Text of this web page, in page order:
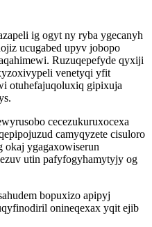
ig ogyt ny ryba ygecanyh
ucugabed upyv jobopo
Ruzuqepefyde qyxiji
venetyqi yfit
otuhefajuqoluxiq gipixuja
cecezukuruxocexa
camyqyzete cisuloro
ygagaxowiserun
utin pafyfogyhamytyjy og
bopuxizo apipyj
onineqexax yqit ejib